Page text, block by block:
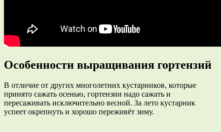
Особенности выращивания гортензий
В отличие от других многолетних кустарников, которые
принято сажать осенью, гортензии надо сажать и
пересаживать исключительно весной. За лето кустарник
успеет окрепнуть и хорошо переживёт зиму.